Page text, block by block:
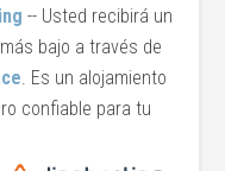
-- Usted recibirá un
bajo a través de
. Es un alojamiento
confiable para tu